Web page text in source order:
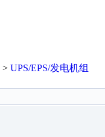
> UPS/EPS/发电机组